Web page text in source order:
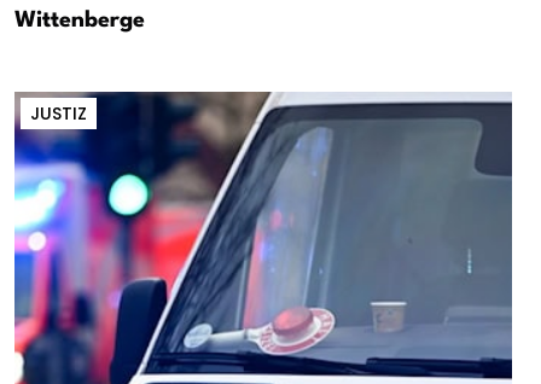
Wittenberge
JUSTIZ